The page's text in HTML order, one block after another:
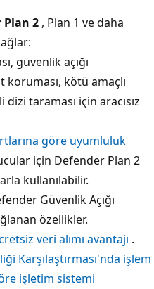
2 , Plan 1 ve daha
güvenlik açığı
kötü amaçlı
dizi taraması için aracısız
göre uyumluluk
için Defender Plan 2
kullanılabilir.
Güvenlik Açığı
özellikler.
veri alımı avantajı .
Karşılaştırması'nda işlem
işletim sistemi